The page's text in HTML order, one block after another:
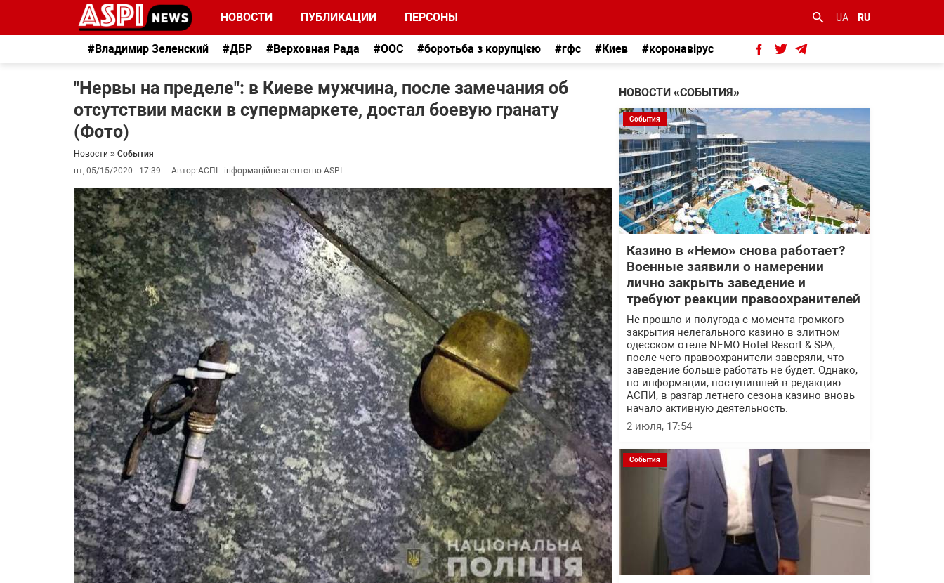
НОВОСТИ ПУБЛИКАЦИИ ПЕРСОНЫ UA RU
#Владимир Зеленский #ДБР #Верховная Рада #ООС #боротьба з корупцією #гфс #Киев #коронавірус
"Нервы на пределе": в Киеве мужчина, после замечания об
отсутствии маски в супермаркете, достал боевую гранату
(Фото)
Новости » События
пт, 05/15/2020 - 17:39
Автор:АСПІ - інформаційне агентство ASPI
НОВОСТИ «СОБЫТИЯ»
События
Казино в «Немо» снова работает?
Военные заявили о намерении
лично закрыть заведение и
требуют реакции правоохранителей
Не прошло и полугода с момента громкого
закрытия нелегального казино в элитном
одесском отеле NEMO Hotel Resort & SPA,
после чего правоохранители заверяли, что
заведение больше работать не будет. Однако,
по информации, поступившей в редакцию
АСПИ, в разгар летнего сезона казино вновь
начало активную деятельность.
2 июля, 17:54
События